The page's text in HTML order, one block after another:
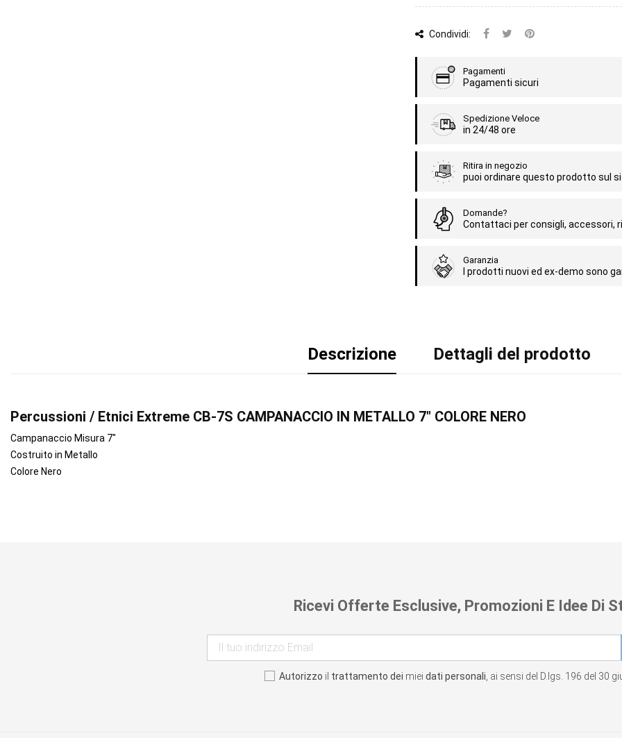
Condividi:
Pagamenti
Pagamenti sicuri
Spedizione Veloce
in 24/48 ore
Ritira in negozio
puoi ordinare questo prodotto sul
Domande?
Contattaci per consigli, accessori,
Garanzia
I prodotti nuovi ed ex-demo sono
Descrizione Dettagli del prodotto
Percussioni / Etnici Extreme CB-7S CAMPANACCIO IN METALLO 7" COLORE NERO
Campanaccio Misura 7"
Costruito in Metallo
Colore Nero
Ricevi Offerte Esclusive, Promozioni E Idee Di
Autorizzo il trattamento dei miei dati personali , ai sensi del D.lgs. 196 del 30